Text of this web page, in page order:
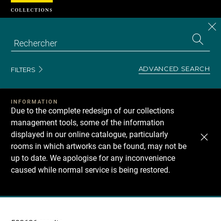
FILTERS ADVANCED SEARCH
INFORMATION
Due to the complete redesign of our collections
management tools, some of the information
displayed in our online catalogue, particularly
rooms in which artworks can be found, may not be
up to date. We apologise for any inconvenience
caused while normal service is being restored.
Recherche
Cookies management panel